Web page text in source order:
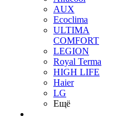
AUX
Ecoclima
ULTIMA
COMFORT
LEGION
Royal Terma
HIGH LIFE
Haier
LG
Ещё